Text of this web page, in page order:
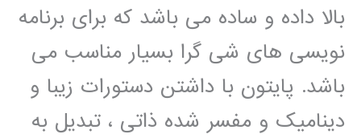
بالا داده و ساده می باشد که برای برنامه
نویسی های شی گرا بسیار مناسب می
باشد. پایتون با داشتن دستورات زیبا و
دینامیک و مفسر شده ذاتی ، تبدیل به